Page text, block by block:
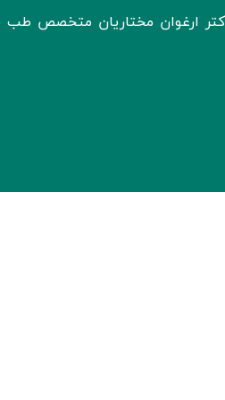
دکتر ارغوان مختاریان متخصص